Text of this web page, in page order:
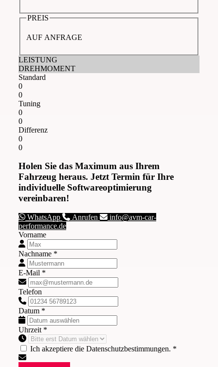
PREIS
AUF ANFRAGE
LEISTUNG
DREHMOMENT
Standard
0
0
Tuning
0
0
Differenz
0
0
Holen Sie das Maximum aus Ihrem
Fahrzeug heraus. Jetzt Termin für Ihre
individuelle Softwareoptimierung
vereinbaren!
WhatsApp Anrufen
info@avm-car-
performance.de
Vorname
Nachname *
E-Mail *
Telefon
Datum *
Uhrzeit *
Ich akzeptiere die Datenschutzbestimmungen. *